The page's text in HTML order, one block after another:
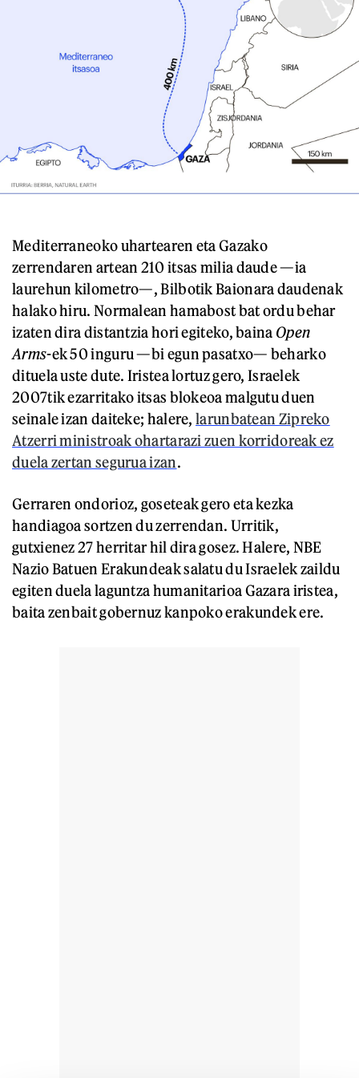
Mediterraneoko uhartearen eta Gazako
zerrendaren artean 210 itsas milia daude —ia
laurehun kilometro—, Bilbotik Baionara daudenak
halako hiru. Normalean hamabost bat ordu behar
izaten dira distantzia hori egiteko, baina Open
Arms-ek 50 inguru —bi egun pasatxo— beharko
dituela uste dute. Iristea lortuz gero, Israelek
2007tik ezarritako itsas blokeoa malgutu duen
seinale izan daiteke; halere,larunbatean Zipreko
Atzerri ministroak ohartarazi zuen korridoreak ez
duela zertan segurua izan.
Gerraren ondorioz, goseteak gero eta kezka
handiagoa sortzen du zerrendan. Urritik,
gutxienez 27 herritar hil dira gosez. Halere, NBE
Nazio Batuen Erakundeak salatu du Israelek zaildu
egiten duela laguntza humanitarioa Gazara iristea,
baita zenbait gobernuz kanpoko erakundek ere.